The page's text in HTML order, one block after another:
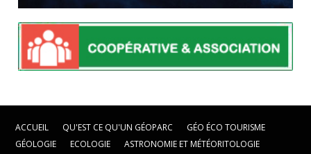
ACCUEIL QU'EST CE QU'UN GÉOPARC
GÉO ÉCO TOURISME
GÉOLOGIE
ECOLOGIE
ASTRONOMIE ET MÉTÉORITOLOGIE